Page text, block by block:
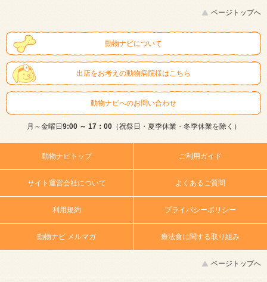
ページトップへ
動物ナビについて
出店をお考えの動物病院様はこちら
動物ナビへのお問い合わせ
月～金曜日 9:00 ～ 17：00（祝祭日・夏季休業・冬季休業を除く）
動物ナビトップ ご利用ガイド
サイト運営会社について よくあるご質問
利用規約 プライバシーポリシー
動物ナビ メルマガ 療法食に関する取り組み
ページトップへ